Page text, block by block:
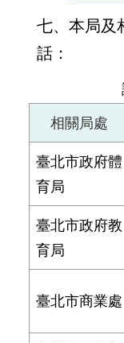
七、本局及
話：
相關局處
臺北市政府體
育局
臺北市政府教
育局
臺北市商業處